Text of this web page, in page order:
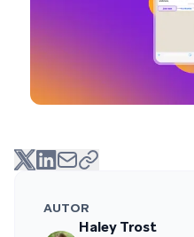
AUTOR
Haley Trost